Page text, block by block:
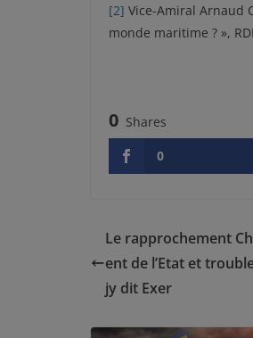
[2] Vice-Amiral Arnaud
monde maritime ? »,
0 Shares
0
Le rapprochement
ent de l’Etat et
jy dit Exer